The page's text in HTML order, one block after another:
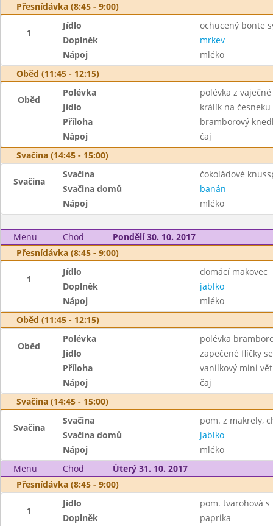
Přesnídávka (8:45 - 9:00)
1
Jídlo
ochucený bonte
Doplněk
mrkev
Nápoj
mléko
Oběd (11:45 - 12:15)
Oběd
Polévka
polévka z
Jídlo
králík na česneku
Příloha
bramborový
Nápoj
čaj
Svačina (14:45 - 15:00)
Svačina
Svačina
čokoládové
Svačina domů
banán
Nápoj
mléko
Menu Chod
Pondělí 30. 10. 2017
Přesnídávka (8:45 - 9:00)
1
Jídlo
domácí makovec
Doplněk
jablko
Nápoj
mléko
Oběd (11:45 - 12:15)
Oběd
Polévka
polévka
Jídlo
zapečené flíčky
Příloha
vanilkový mini
Nápoj
čaj
Svačina (14:45 - 15:00)
Svačina
Svačina
pom. z makrely,
Svačina domů
jablko
Nápoj
mléko
Menu
Chod
Úterý 31. 10. 2017
Přesnídávka (8:45 - 9:00)
1
Jídlo
pom. tvarohová
Doplněk
paprika